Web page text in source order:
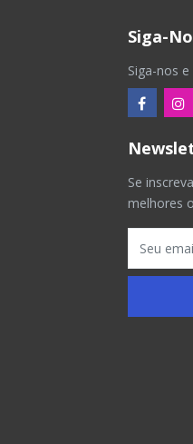
Siga-
Siga-nos
Se
melhores